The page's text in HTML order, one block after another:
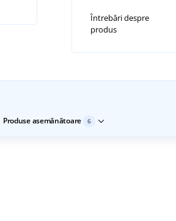
Întrebări despre
produs
Produse asemănătoare 6